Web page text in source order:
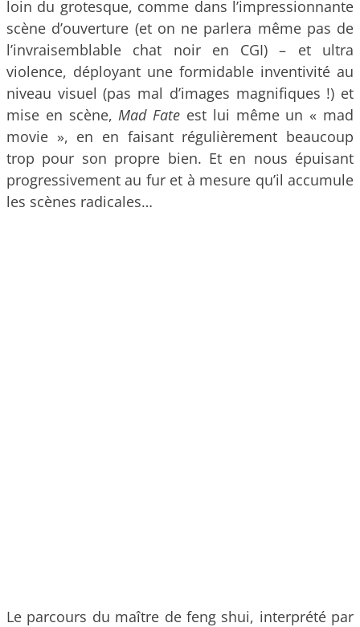
loin du grotesque, comme dans l’impressionnante
scène d’ouverture (et on ne parlera même pas de
l’invraisemblable chat noir en CGI) – et ultra
violence, déployant une formidable inventivité au
niveau visuel (pas mal d’images magnifiques !) et
mise en scène,Mad Fate est lui même un « mad
movie », en en faisant régulièrement beaucoup
trop pour son propre bien. Et en nous épuisant
progressivement au fur et à mesure qu’il accumule
les scènes radicales…
Le parcours du maître de feng shui, interprété par